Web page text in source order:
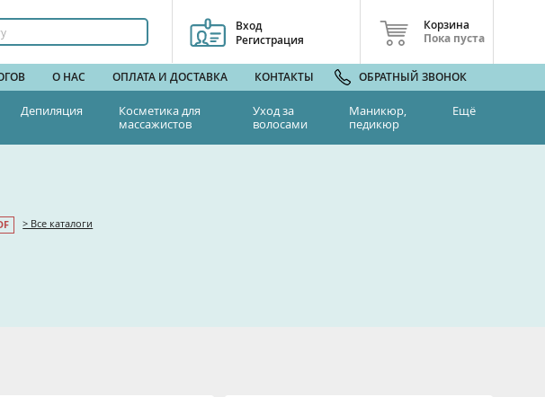
Вход
Регистрация
Корзина
Пока пуста
О НАС ОПЛАТА И ДОСТАВКА КОНТАКТЫ ОБРАТНЫЙ ЗВОНОК
Депиляция
Косметика для
массажистов
Уход за
волосами
Маникюр,
педикюр
Ещё
> Все каталоги